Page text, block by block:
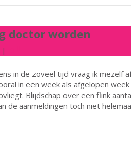
doctor worden
|
in de zoveel tijd vraag ik mezelf
in een week als afgelopen
Blijdschap over een flink
de aanmeldingen toch niet